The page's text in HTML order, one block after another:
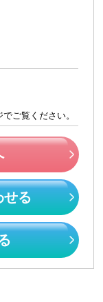
ご覧ください。
せる